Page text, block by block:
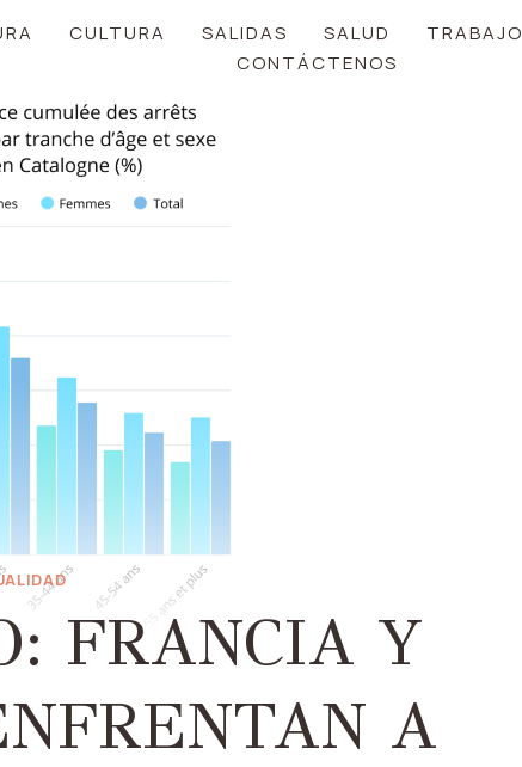
CULTURA SALIDAS SALUD TRABAJO
CONTÁCTENOS
FRANCIA Y
A